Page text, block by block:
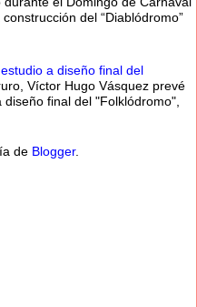
del “Diablódromo”
a diseño final del
Víctor Hugo Vásquez prevé
final del "Folklódromo",
de Blogger.